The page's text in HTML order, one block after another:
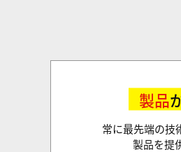
製品
常に最先端の技
製品を提